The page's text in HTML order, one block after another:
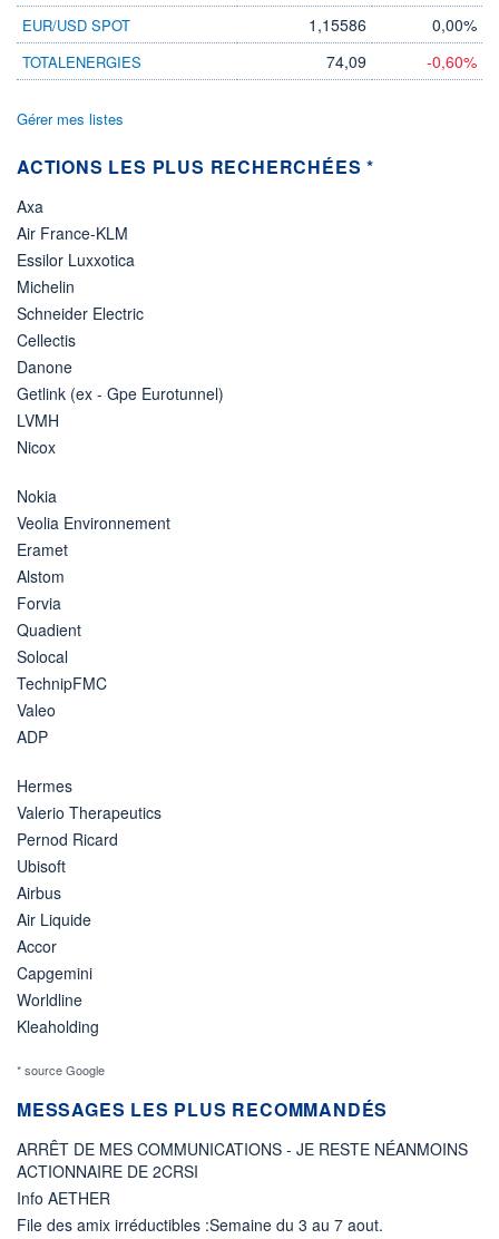
ÉLIGIBILITÉ
Non éligible
Boursobank
EUR/USD SPOT 1,15586 0,00%
TOTALENERGIES 74,09 -0,60%
Gérer mes listes
ACTIONS LES PLUS RECHERCHÉES *
Axa
Air France-KLM
Essilor Luxxotica
Michelin
Schneider Electric
Cellectis
Danone
Getlink (ex - Gpe Eurotunnel)
LVMH
Nicox
Nokia
Veolia Environnement
Eramet
Alstom
Forvia
Quadient
Solocal
TechnipFMC
Valeo
ADP
Hermes
Valerio Therapeutics
Pernod Ricard
Ubisoft
Airbus
Air Liquide
Accor
Capgemini
Worldline
Kleaholding
* source Google
MESSAGES LES PLUS RECOMMANDÉS
ARRÊT DE MES COMMUNICATIONS - JE RESTE NÉANMOINS
ACTIONNAIRE DE 2CRSI
Info AETHER
File des amix irréductibles :Semaine du 3 au 7 aout.